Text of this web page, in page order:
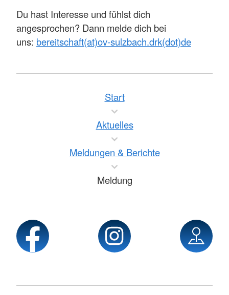
Du hast Interesse und fühlst dich
angesprochen? Dann melde dich bei
uns: bereitschaft(at)ov-sulzbach.drk(dot)de
Start
Aktuelles
Meldungen & Berichte
Meldung